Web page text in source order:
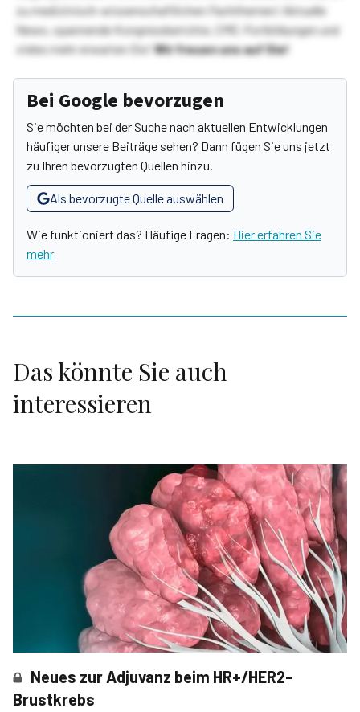
zu medizinisch-wissenschaftlichen Fachthemen! Aktuelle
News, spannende Kongressberichte, CME-Fortbildungen und
vieles mehr erwarten Sie!Wir freuen uns auf Sie!
Bei Google bevorzugen
Sie möchten bei der Suche nach aktuellen Entwicklungen
häufiger unsere Beiträge sehen? Dann fügen Sie uns jetzt
zu Ihren bevorzugten Quellen hinzu.
Als bevorzugte Quelle auswählen
Wie funktioniert das? Häufige Fragen: Hier erfahren Sie
mehr
Das könnte Sie auch
interessieren
Neues zur Adjuvanz beim HR+/HER2-
Brustkrebs